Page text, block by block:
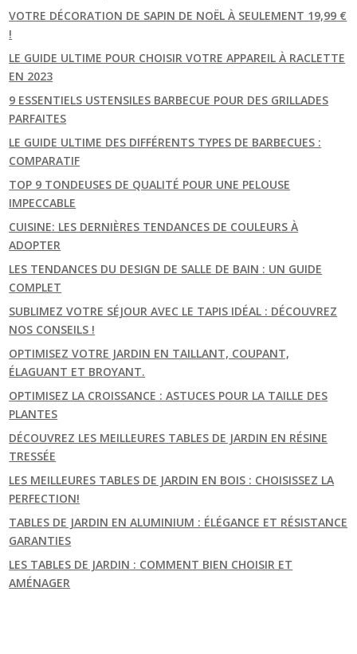
VOTRE DÉCORATION DE SAPIN DE NOËL À SEULEMENT 19,99 €
!
LE GUIDE ULTIME POUR CHOISIR VOTRE APPAREIL À RACLETTE
EN 2023
9 ESSENTIELS USTENSILES BARBECUE POUR DES GRILLADES
PARFAITES
LE GUIDE ULTIME DES DIFFÉRENTS TYPES DE BARBECUES :
COMPARATIF
TOP 9 TONDEUSES DE QUALITÉ POUR UNE PELOUSE
IMPECCABLE
CUISINE: LES DERNIÈRES TENDANCES DE COULEURS À
ADOPTER
LES TENDANCES DU DESIGN DE SALLE DE BAIN : UN GUIDE
COMPLET
SUBLIMEZ VOTRE SÉJOUR AVEC LE TAPIS IDÉAL : DÉCOUVREZ
NOS CONSEILS !
OPTIMISEZ VOTRE JARDIN EN TAILLANT, COUPANT,
ÉLAGUANT ET BROYANT.
OPTIMISEZ LA CROISSANCE : ASTUCES POUR LA TAILLE DES
PLANTES
DÉCOUVREZ LES MEILLEURES TABLES DE JARDIN EN RÉSINE
TRESSÉE
LES MEILLEURES TABLES DE JARDIN EN BOIS : CHOISISSEZ LA
PERFECTION!
TABLES DE JARDIN EN ALUMINIUM : ÉLÉGANCE ET RÉSISTANCE
GARANTIES
LES TABLES DE JARDIN : COMMENT BIEN CHOISIR ET
AMÉNAGER